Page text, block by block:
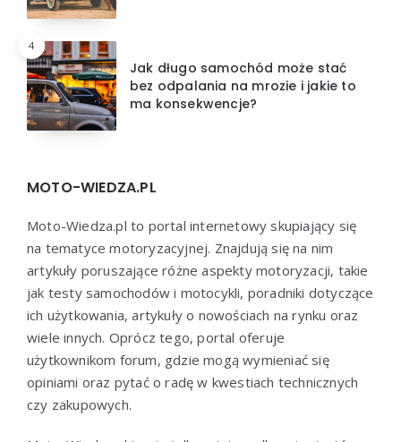
4
Jak długo samochód może stać
bez odpalania na mrozie i jakie to
ma konsekwencje?
MOTO-WIEDZA.PL
Moto-Wiedza.pl to portal internetowy skupiający się
na tematyce motoryzacyjnej. Znajdują się na nim
artykuły poruszające różne aspekty motoryzacji, takie
jak testy samochodów i motocykli, poradniki dotyczące
ich użytkowania, artykuły o nowościach na rynku oraz
wiele innych. Oprócz tego, portal oferuje
użytkownikom forum, gdzie mogą wymieniać się
opiniami oraz pytać o radę w kwestiach technicznych
czy zakupowych.